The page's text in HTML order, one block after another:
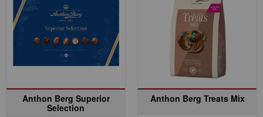
Anthon Berg Superior
Selection
Anthon Berg Treats Mix